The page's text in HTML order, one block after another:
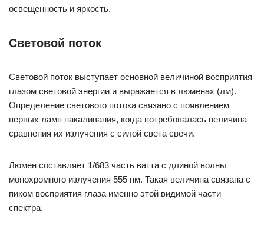
освещенность и яркость.
Световой поток
Световой поток выступает основной величиной восприятия
глазом световой энергии и выражается в люменах (лм).
Определение светового потока связано с появлением
первых ламп накаливания, когда потребовалась величина
сравнения их излучения с силой света свечи.
Люмен составляет 1/683 часть ватта с длиной волны
монохромного излучения 555 нм. Такая величина связана с
пиком восприятия глаза именно этой видимой части
спектра.